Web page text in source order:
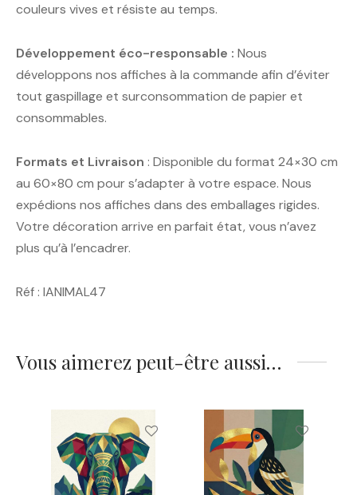
couleurs vives et résiste au temps.
Développement éco-responsable : Nous
développons nos affiches à la commande afin d’éviter
tout gaspillage et surconsommation de papier et
consommables.
Formats et Livraison : Disponible du format 24×30 cm
au 60×80 cm pour s’adapter à votre espace. Nous
expédions nos affiches dans des emballages rigides.
Votre décoration arrive en parfait état, vous n’avez
plus qu’à l’encadrer.
Réf : IANIMAL47
Vous aimerez peut-être aussi…